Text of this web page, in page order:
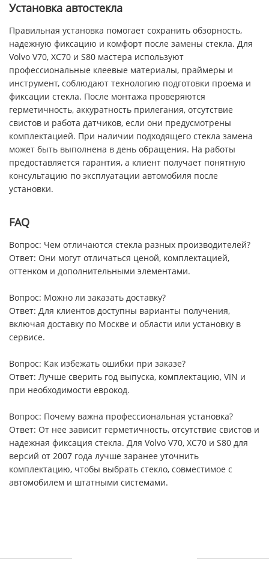
Установка автостекла
Правильная установка помогает сохранить обзорность,
надежную фиксацию и комфорт после замены стекла. Для
Volvo V70, XC70 и S80 мастера используют
профессиональные клеевые материалы, праймеры и
инструмент, соблюдают технологию подготовки проема и
фиксации стекла. После монтажа проверяются
герметичность, аккуратность прилегания, отсутствие
свистов и работа датчиков, если они предусмотрены
комплектацией. При наличии подходящего стекла замена
может быть выполнена в день обращения. На работы
предоставляется гарантия, а клиент получает понятную
консультацию по эксплуатации автомобиля после
установки.
FAQ
Вопрос: Чем отличаются стекла разных производителей?
Ответ: Они могут отличаться ценой, комплектацией,
оттенком и дополнительными элементами.
Вопрос: Можно ли заказать доставку?
Ответ: Для клиентов доступны варианты получения,
включая доставку по Москве и области или установку в
сервисе.
Вопрос: Как избежать ошибки при заказе?
Ответ: Лучше сверить год выпуска, комплектацию, VIN и
при необходимости еврокод.
Вопрос: Почему важна профессиональная установка?
Ответ: От нее зависит герметичность, отсутствие свистов и
надежная фиксация стекла. Для Volvo V70, XC70 и S80 для
версий от 2007 года лучше заранее уточнить
комплектацию, чтобы выбрать стекло, совместимое с
автомобилем и штатными системами.